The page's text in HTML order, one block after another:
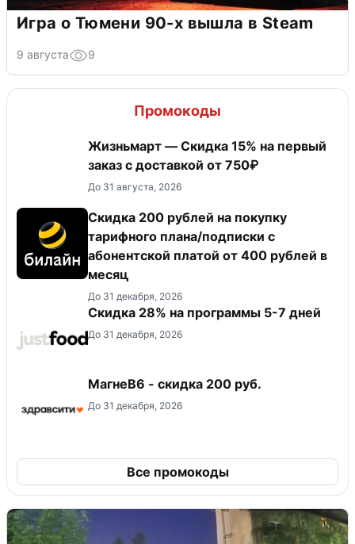
Игра о Тюмени 90-х вышла в Steam
9 августа 9
Промокоды
Жизньмарт — Скидка 15% на первый
заказ с доставкой от 750₽
До 31 августа, 2026
Скидка 200 рублей на покупку
тарифного плана/подписки с
абонентской платой от 400 рублей в
месяц
До 31 декабря, 2026
Скидка 28% на программы 5-7 дней
До 31 декабря, 2026
МагнеB6 - скидка 200 руб.
До 31 декабря, 2026
Все промокоды